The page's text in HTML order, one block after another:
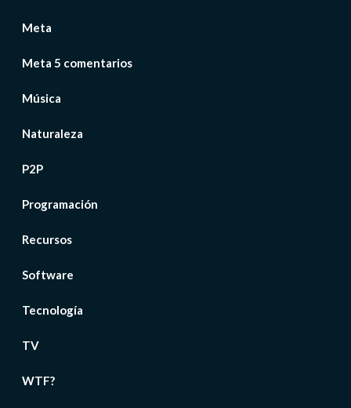
Meta
Meta 5 comentarios
Música
Naturaleza
P2P
Programación
Recursos
Software
Tecnología
TV
WTF?